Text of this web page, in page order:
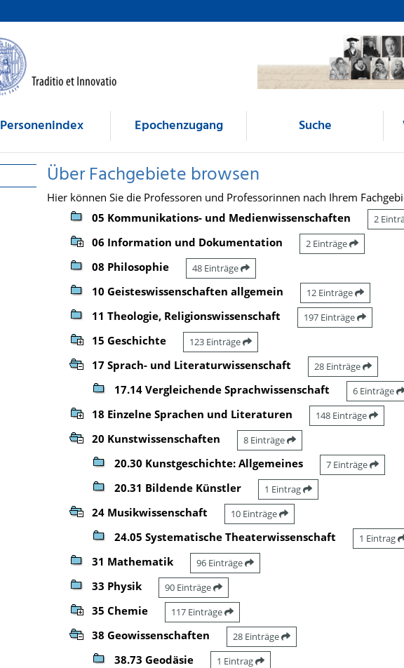
Personenindex Epochenzugang Suche
Über Fachgebiete browsen
Hier können Sie die Professoren und Professorinnen nach Ihrem
05 Kommunikations- und Medienwissenschaften
2
06 Information und Dokumentation 2 Einträge
08 Philosophie 48 Einträge
10 Geisteswissenschaften allgemein 12 Einträge
11 Theologie, Religionswissenschaft 197 Einträge
15 Geschichte 123 Einträge
17 Sprach- und Literaturwissenschaft 28 Einträge
17.14 Vergleichende Sprachwissenschaft 6 Einträge
18 Einzelne Sprachen und Literaturen 148 Einträge
20 Kunstwissenschaften 8 Einträge
20.30 Kunstgeschichte: Allgemeines 7 Einträge
20.31 Bildende Künstler 1 Eintrag
24 Musikwissenschaft 10 Einträge
24.05 Systematische Theaterwissenschaft 1 Eintrag
31 Mathematik 96 Einträge
33 Physik 90 Einträge
35 Chemie 117 Einträge
38 Geowissenschaften 28 Einträge
38.73 Geodäsie 1 Eintrag